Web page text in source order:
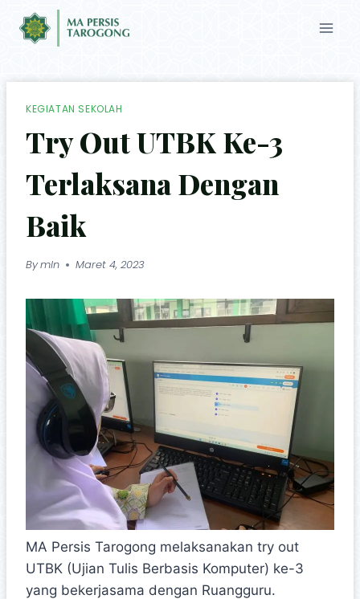
KEGIATAN SEKOLAH
Try Out UTBK Ke-3
Terlaksana Dengan
Baik
Bymln Maret 4, 2023
MA Persis Tarogong melaksanakan try out
UTBK (Ujian Tulis Berbasis Komputer) ke-3
yang bekerjasama dengan Ruangguru.